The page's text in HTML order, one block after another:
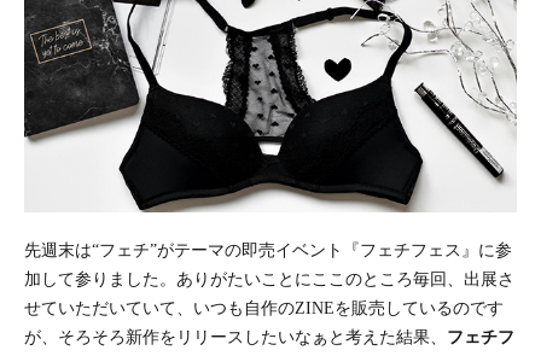
先週末は“フェチ”がテーマの即売イベント『フェチフェス』に参
加して参りました。ありがたいことにここのところ毎回、出展さ
せていただいていて、いつも自作のZINEを販売しているのです
が、そろそろ新作をリリースしたいなぁと考えた結果、 フェチフ